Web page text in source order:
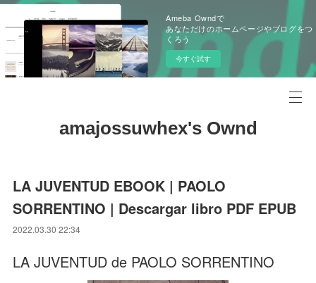
Ameba Owndで
あなただけのホームページやブログをつ
くろう
今すぐ試す
amajossuwhex's Ownd
LA JUVENTUD EBOOK | PAOLO
SORRENTINO | Descargar libro PDF EPUB
2022.03.30 22:34
LA JUVENTUD de PAOLO SORRENTINO